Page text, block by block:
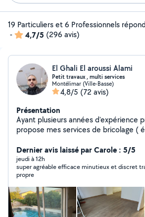
19 Particuliers et 6 Professionnels
-
4,7/5 (296 avis)
El Ghali El aroussi Alami
Petit travaux , multi services
Montélimar (Ville-Basse)
4,8/5 (72 avis)
Présentation
Ayant plusieurs années d'expérience
propose mes services de bricolage (
fenêtre aluminium , .... ect )
contacte pv
Dernier avis laissé par Carole : 5/5
jeudi à 12h
super agréable efficace minutieux et discret travail soigné et
propre